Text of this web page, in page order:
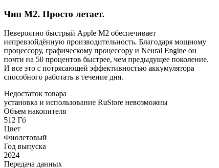
Чип M2. Просто летает.
Невероятно быстрый Apple M2 обеспечивает
непревзойдённую производительность. Благодаря мощному
процессору, графическому процессору и Neural Engine он
почти на 50 процентов быстрее, чем предыдущее поколение.
И все это с потрясающей эффективностью аккумулятора
способного работать в течение дня.
Недостаток товара
установка и использование RuStore невозможны
Объем накопителя
512 Гб
Цвет
Фиолетовый
Год выпуска
2024
Передача данных